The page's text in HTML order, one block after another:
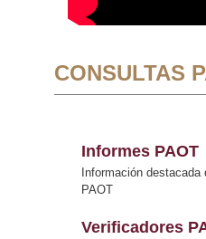
CONSULTAS
Informes PAOT
Información
PAOT
Verificadores